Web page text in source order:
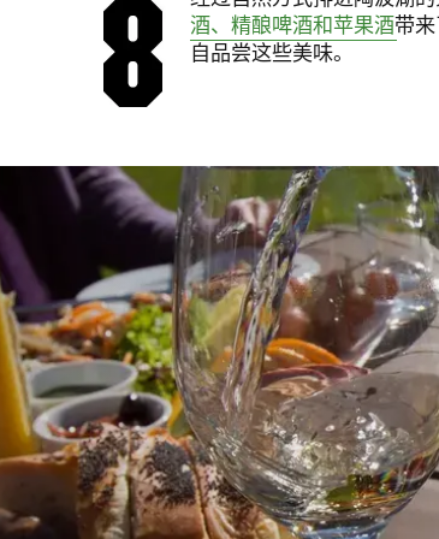
酒、精酿啤酒和苹果酒带
自品尝这些美味。